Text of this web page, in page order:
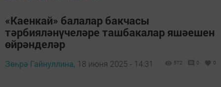
«Каенкай» балалар бакчасы
тәрбияләнүчеләре ташбакалар яшәешен
өйрәнделәр
Зөһрә Гайнуллина, 18 июня 2025 - 14:31 572 0 0